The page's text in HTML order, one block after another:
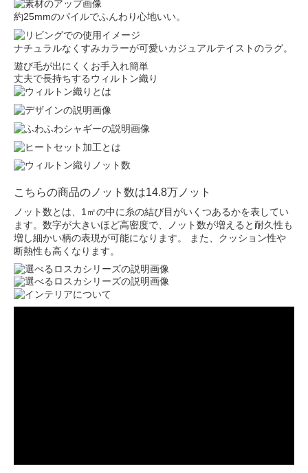
約25mmのパイルでふんわり心地いい。
ナチュラルなくすみカラーが可愛いカジュアルテイストのラグ。
遊び毛が出にくくお手入れ簡単
丈夫で長持ちするウィルトン織り
こちらの商品のノット数は14.8万ノット
ノット数とは、1㎡の中に糸の結び目がいくつあるかを表してい
ます。数字が大きいほど高密度で、ノット数が増えると耐久性も
増し細かい柄の表現が可能になります。 また、クッション性や
断熱性も高くなります。